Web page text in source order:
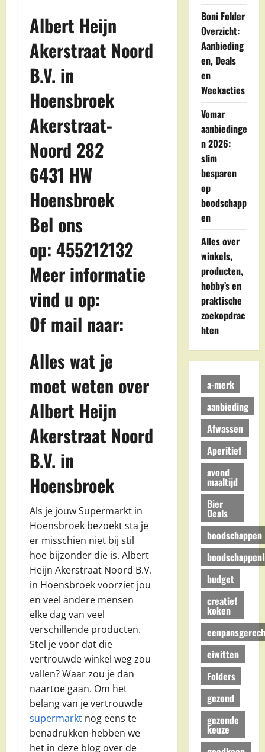
Albert Heijn
Akerstraat Noord
B.V. in
Hoensbroek
Akerstraat-
Noord 282
6431 HW
Hoensbroek
Bel ons
op: 455212132
Meer informatie
vind u op:
Of mail naar:
Alles wat je
moet weten over
Albert Heijn
Akerstraat Noord
B.V. in
Hoensbroek
Als je jouw Supermarkt in
Hoensbroek bezoekt sta je
er misschien niet bij stil
hoe bijzonder die is. Albert
Heijn Akerstraat Noord B.V.
in Hoensbroek voorziet jou
en veel andere mensen
elke dag van veel
verschillende producten.
Stel je voor dat die
vertrouwde winkel weg zou
vallen? Waar zou je dan
naartoe gaan. Om het
belang van je vertrouwde
supermarkt nog eens te
benadrukken hebben we
het in deze blog over de
Boni Folder
Overzicht:
Aanbieding
en, Deals
en
Weekacties
Vomar
aanbiedinge
n 2026:
slim
besparen
op
boodschapp
en
Alles over
winkels,
producten,
hobby’s en
praktische
zoekopdrac
hten
a-merk
aanbieding
Afwassen
Aperitief
avond
maaltijd
Bier
Deals
boodschappen
budget
creatief
koken
eiwitten
Folders
gezond
gezonde
keuze